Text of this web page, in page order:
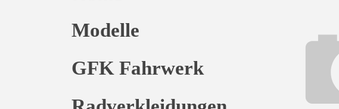
Modelle
GFK Fahrwerk